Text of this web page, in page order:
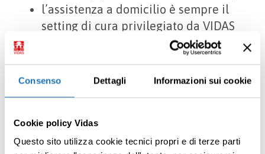
Consenso Dettagli Informazioni sui cookie
Cookie policy Vidas
Questo sito utilizza cookie tecnici propri e di terze parti
l’assistenza a domicilio è sempre il
setting di cura privilegiato da VIDAS
per assecondare i bisogni di affetto e
calore che solo l’ambiente domestico
possono fornire.
Per avviare un percorso di assistenza
VIDAS è necessario richiedere un
di accoglienza
con l’Unità Valutativa, che
saprà individuare le modalità di cura più